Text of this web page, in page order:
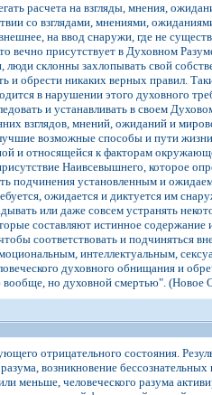
расчета на взгляды, мнения,
со взглядами, мнениями,
на ввод снаружи, где не
присутствует в Духовном
склонны захлопывать свой
и обрести никаких верных правил.
в нарушении этого духовного
и устанавливать в своем
взглядов, мнений, ожиданий и
возможные способы и пути
и относящейся к факторам
Наивсевышнего, которое
подчинения установленным и
ожидается и диктуется им
или даже совсем устранять
составляют истинное
соответствовать и подчиняться
интеллектуальным,
духовного обнищания и
вообще, но духовной смертью". (Новое
отрицательного состояния.
возникновение
меньше, человеческого разума